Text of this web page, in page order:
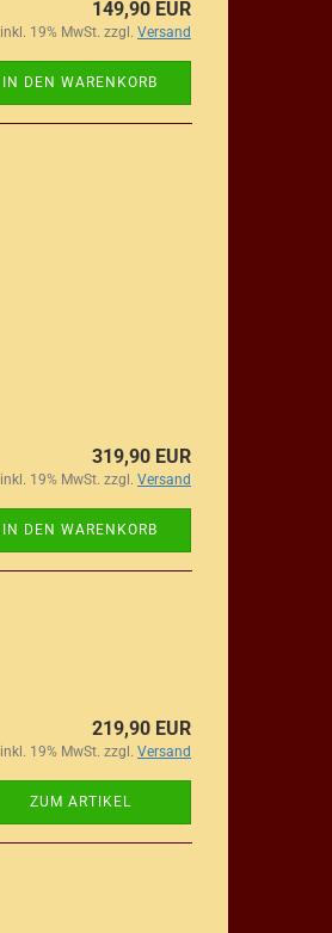
149,90 EUR
inkl. 19% MwSt. zzgl. Versand
IN DEN WARENKORB
319,90 EUR
inkl. 19% MwSt. zzgl. Versand
IN DEN WARENKORB
219,90 EUR
inkl. 19% MwSt. zzgl. Versand
ZUM ARTIKEL